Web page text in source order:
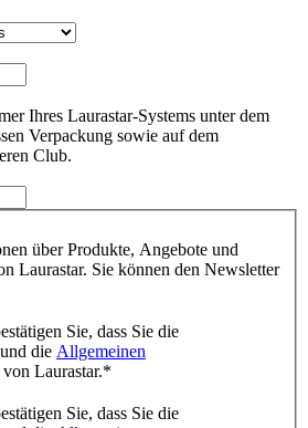
Ihres Laurastar-Systems unter dem
Verpackung sowie auf dem
Club.
über Produkte, Angebote und
Laurastar. Sie können den Newsletter
Sie, dass Sie die
und die Allgemeinen
von Laurastar.*
Sie, dass Sie die